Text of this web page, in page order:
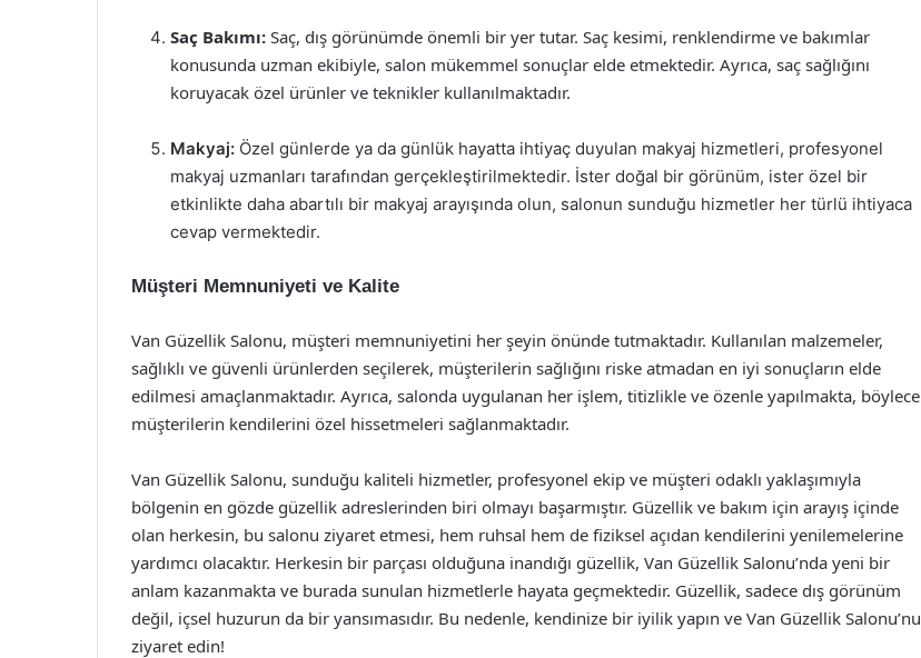
Saç Bakımı: Saç, dış görünümde önemli bir yer tutar. Saç kesimi, renklendirme ve bakımlar
konusunda uzman ekibiyle, salon mükemmel sonuçlar elde etmektedir. Ayrıca, saç sağlığını
koruyacak özel ürünler ve teknikler kullanılmaktadır.
Makyaj: Özel günlerde ya da günlük hayatta ihtiyaç duyulan makyaj hizmetleri, profesyonel
makyaj uzmanları tarafından gerçekleştirilmektedir. İster doğal bir görünüm, ister özel bir
etkinlikte daha abartılı bir makyaj arayışında olun, salonun sunduğu hizmetler her türlü ihtiyaca
cevap vermektedir.
Müşteri Memnuniyeti ve Kalite
Van Güzellik Salonu, müşteri memnuniyetini her şeyin önünde tutmaktadır. Kullanılan malzemeler,
sağlıklı ve güvenli ürünlerden seçilerek, müşterilerin sağlığını riske atmadan en iyi sonuçların elde
edilmesi amaçlanmaktadır. Ayrıca, salonda uygulanan her işlem, titizlikle ve özenle yapılmakta, böylece
müşterilerin kendilerini özel hissetmeleri sağlanmaktadır.
Van Güzellik Salonu, sunduğu kaliteli hizmetler, profesyonel ekip ve müşteri odaklı yaklaşımıyla
bölgenin en gözde güzellik adreslerinden biri olmayı başarmıştır. Güzellik ve bakım için arayış içinde
olan herkesin, bu salonu ziyaret etmesi, hem ruhsal hem de fiziksel açıdan kendilerini yenilemelerine
yardımcı olacaktır. Herkesin bir parçası olduğuna inandığı güzellik, Van Güzellik Salonu’nda yeni bir
anlam kazanmakta ve burada sunulan hizmetlerle hayata geçmektedir. Güzellik, sadece dış görünüm
değil, içsel huzurun da bir yansımasıdır. Bu nedenle, kendinize bir iyilik yapın ve Van Güzellik Salonu’nu
ziyaret edin!